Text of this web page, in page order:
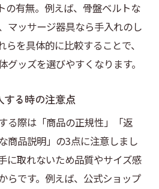
受けるための心構え
体人気商品ランキング
すめの整体グッズ選び方
グッズの口コミ活用術
バランスを整える方法
った骨盤ケアの実践ポイン
体グッズの最新トレンド紹
有無。例えば、骨盤ベルトな
マッサージ器具なら手入れのし
を具体的に比較することで、
グッズを選びやすくなります。
る時の注意点
る際は「商品の正規性」「返
商品説明」の3点に注意しまし
に取れないため品質やサイズ感
らです。例えば、公式ショップ